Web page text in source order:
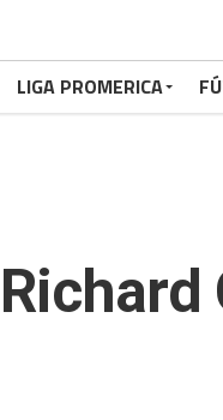
LIGA PROMERICA
Richard